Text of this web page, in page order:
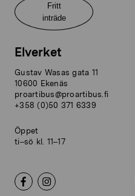
Fritt
inträde
Elverket
Gustav Wasas gata 11
10600 Ekenäs
proartibus@proartibus.fi
+358 (0)50 371 6339
Öppet
ti–sö kl. 11–17